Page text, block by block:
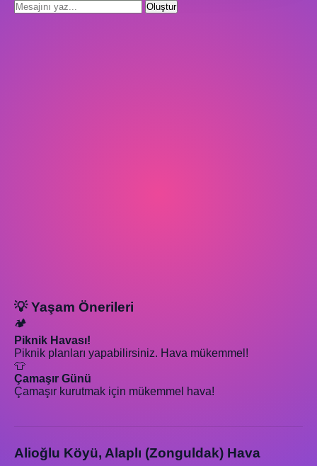
Oluştur
💡 Yaşam Önerileri
🏕️
Piknik Havası!
Piknik planları yapabilirsiniz. Hava mükemmel!
👕
Çamaşır Günü
Çamaşır kurutmak için mükemmel hava!
Alioğlu Köyü, Alaplı (Zonguldak) Hava